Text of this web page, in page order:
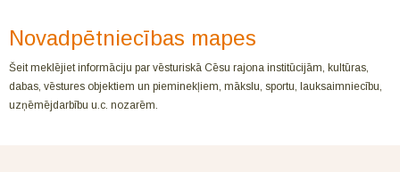
Novadpētniecības mapes
Šeit meklējiet informāciju par vēsturiskā Cēsu rajona institūcijām, kultūras,
dabas, vēstures objektiem un pieminekļiem, mākslu, sportu, lauksaimniecību,
uzņēmējdarbību u.c. nozarēm.